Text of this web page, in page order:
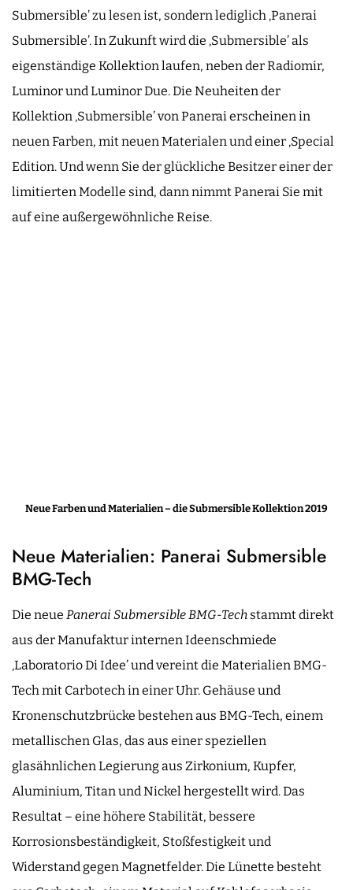
Submersible’ zu lesen ist, sondern lediglich ‚Panerai
Submersible’. In Zukunft wird die ‚Submersible’ als
eigenständige Kollektion laufen, neben der Radiomir,
Luminor und Luminor Due. Die Neuheiten der
Kollektion ‚Submersible’ von Panerai erscheinen in
neuen Farben, mit neuen Materialen und einer ‚Special
Edition. Und wenn Sie der glückliche Besitzer einer der
limitierten Modelle sind, dann nimmt Panerai Sie mit
auf eine außergewöhnliche Reise.
Neue Farben und Materialien – die Submersible Kollektion 2019
Neue Materialien: Panerai Submersible
BMG-Tech
Die neue Panerai Submersible BMG-Tech stammt direkt
aus der Manufaktur internen Ideenschmiede
‚Laboratorio Di Idee’ und vereint die Materialien BMG-
Tech mit Carbotech in einer Uhr. Gehäuse und
Kronenschutzbrücke bestehen aus BMG-Tech, einem
metallischen Glas, das aus einer speziellen
glasähnlichen Legierung aus Zirkonium, Kupfer,
Aluminium, Titan und Nickel hergestellt wird. Das
Resultat – eine höhere Stabilität, bessere
Korrosionsbeständigkeit, Stoßfestigkeit und
Widerstand gegen Magnetfelder. Die Lünette besteht